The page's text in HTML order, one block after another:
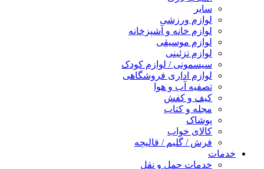
سایر
لوازم ورزشی
لوازم خانه و آشپزخانه
لوازم موسیقی
لوازم تزئینی
سیسمونی / لوازم کودک
لوازم اداری فروشگاهی
تصفیه آب و هوا
کیف و کفش
مجله و کتاب
پوشاک
کالای خواب
فرش / گلیم / قالیچه
خدمات
خدمات حمل و نقل